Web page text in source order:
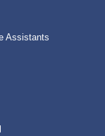
Assistants